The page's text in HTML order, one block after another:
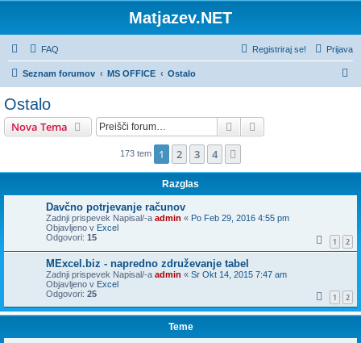
Matjazev.NET
FAQ Prijava
Registriraj se!
Seznam forumov MS OFFICE Ostalo
Ostalo
Nova Tema Iskanje
173 tem 1 2 3 4
Razglas
Davčno potrjevanje računov
Zadnji prispevek Napisal/-a admin « Po Feb 29, 2016 4:55 pm
Objavljeno v Excel
Odgovori: 15 1 2
MExcel.biz - napredno združevanje tabel
Zadnji prispevek Napisal/-a admin « Sr Okt 14, 2015 7:47 am
Objavljeno v Excel
Odgovori: 25 1 2
Teme